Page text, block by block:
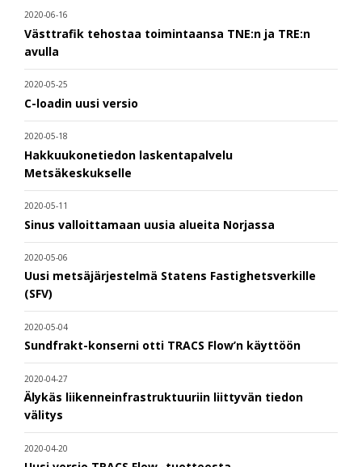
2020-06-16
Västtrafik tehostaa toimintaansa TNE:n ja TRE:n
avulla
2020-05-25
C-loadin uusi versio
2020-05-18
Hakkuukonetiedon laskentapalvelu
Metsäkeskukselle
2020-05-11
Sinus valloittamaan uusia alueita Norjassa
2020-05-06
Uusi metsäjärjestelmä Statens Fastighetsverkille
(SFV)
2020-05-04
Sundfrakt-konserni otti TRACS Flow’n käyttöön
2020-04-27
Älykäs liikenneinfrastruktuuriin liittyvän tiedon
välitys
2020-04-20